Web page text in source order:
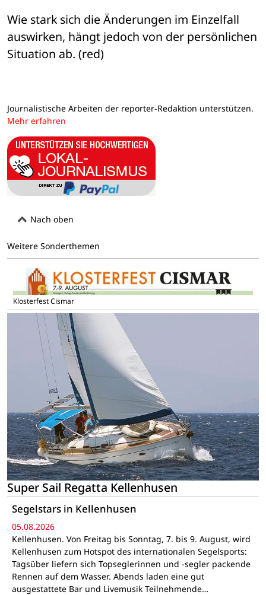
Wie stark sich die Änderungen im Einzelfall
auswirken, hängt jedoch von der persönlichen
Situation ab. (red)
Journalistische Arbeiten der reporter-Redaktion unterstützen.
Mehr erfahren
Nach oben
Weitere Sonderthemen
Klosterfest Cismar
Super Sail Regatta Kellenhusen
Segelstars in Kellenhusen
05.08.2026
Kellenhusen. Von Freitag bis Sonntag, 7. bis 9. August, wird
Kellenhusen zum Hotspot des internationalen Segelsports:
Tagsüber liefern sich Topseglerinnen und -segler packende
Rennen auf dem Wasser. Abends laden eine gut
ausgestattete Bar und Livemusik Teilnehmende…